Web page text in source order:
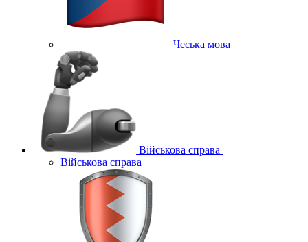
Чеська мова
Військова справа
Військова справа